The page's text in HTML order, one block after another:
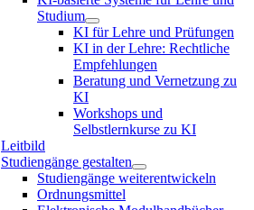
Studium
KI für Lehre und Prüfungen
KI in der Lehre: Rechtliche
Empfehlungen
Beratung und Vernetzung zu
KI
Workshops und
Selbstlernkurse zu KI
Leitbild
Studiengänge gestalten
Studiengänge weiterentwickeln
Ordnungsmittel